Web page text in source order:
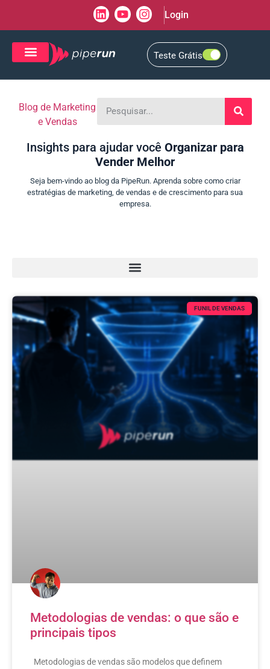
Login
Teste Grátis
Blog de Marketing
e Vendas
Insights para ajudar você Organizar para
Vender Melhor
Seja bem-vindo ao blog da PipeRun. Aprenda sobre como criar
estratégias de marketing, de vendas e de crescimento para sua
empresa.
FUNIL DE VENDAS
Metodologias de vendas: o que são e
principais tipos
Metodologias de vendas são modelos que definem